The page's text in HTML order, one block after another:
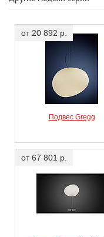
Gregg piccola Mirror
FN168025M_10
от 20 892 р.
Подвес Gregg
от 67 801 р.